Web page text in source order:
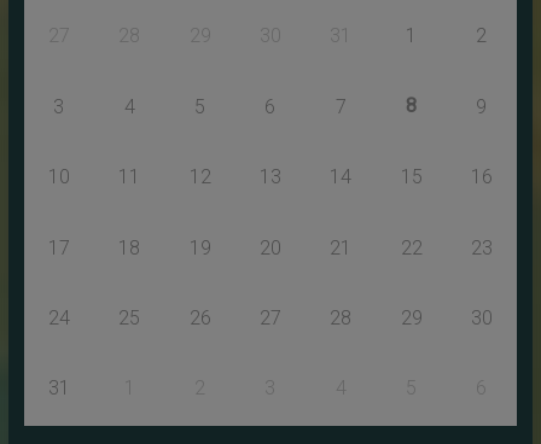
27 28 29 30 31 1 2
3 4 5 6 7 8 9
10 11 12 13 14 15 16
17 18 19 20 21 22 23
24 25 26 27 28 29 30
31 2 3 5 6